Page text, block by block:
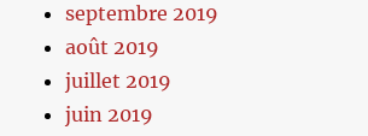
septembre 2019
août 2019
juillet 2019
juin 2019